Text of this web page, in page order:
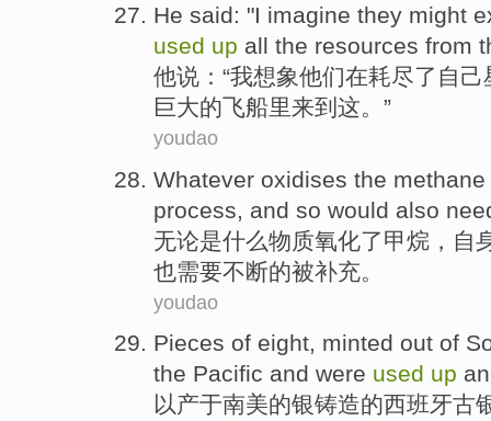
He said: "I imagine they might
used up all the resources from
他说 ：“我想象他们在耗尽了 自己
巨大的飞船里来到这。”
youdao
Whatever oxidises the methane
process , and so would also
无论是什么物质氧化了甲烷 ， 自
也需要不断的被补充。
youdao
Pieces of eight, minted out of
the Pacific and were used up
以产于南美的银铸造的西班牙古